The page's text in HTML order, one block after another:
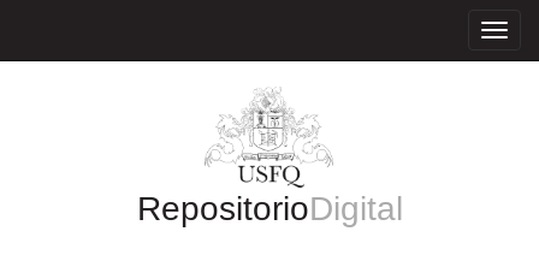
RepositorioDigital